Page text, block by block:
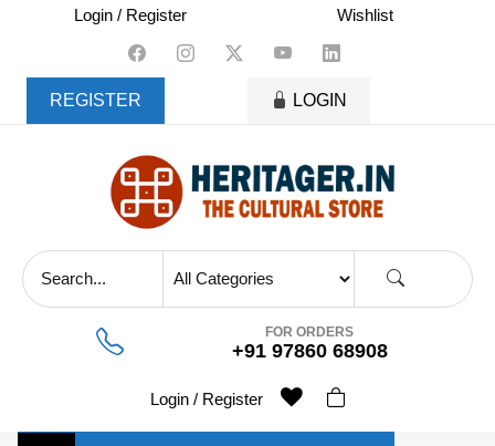
content
Login / Register Wishlist
REGISTER LOGIN
FOR ORDERS
+91 97860 68908
Login / Register